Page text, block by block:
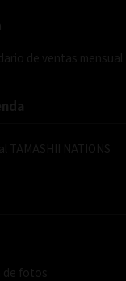
de ventas mensual
TAMASHII NATIONS
de fotos